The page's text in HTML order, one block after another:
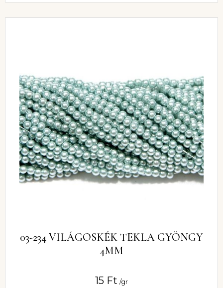
03-234 VILÁGOSKÉK TEKLA GYÖNGY
4MM
15 Ft /gr